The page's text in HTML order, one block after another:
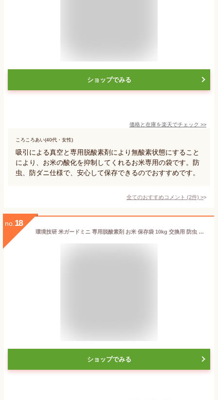
ショップでみる
価格と在庫を楽天でチェック >>
ころころあい(40代・女性)
吸引による真空と専用脱酸素剤により無酸素状態にすること
により、お米の酸化を抑制してくれるお米専用の袋です。防
虫、防ダニ仕様で、安心して保存できるのでおすすめです。
全てのおすすめコメント (2件) >
no. 18
環境技研 米ガードミニ 専用脱酸素剤 お米 保存袋 10kg 交換用 防虫 防カビ 4個組
ショップでみる